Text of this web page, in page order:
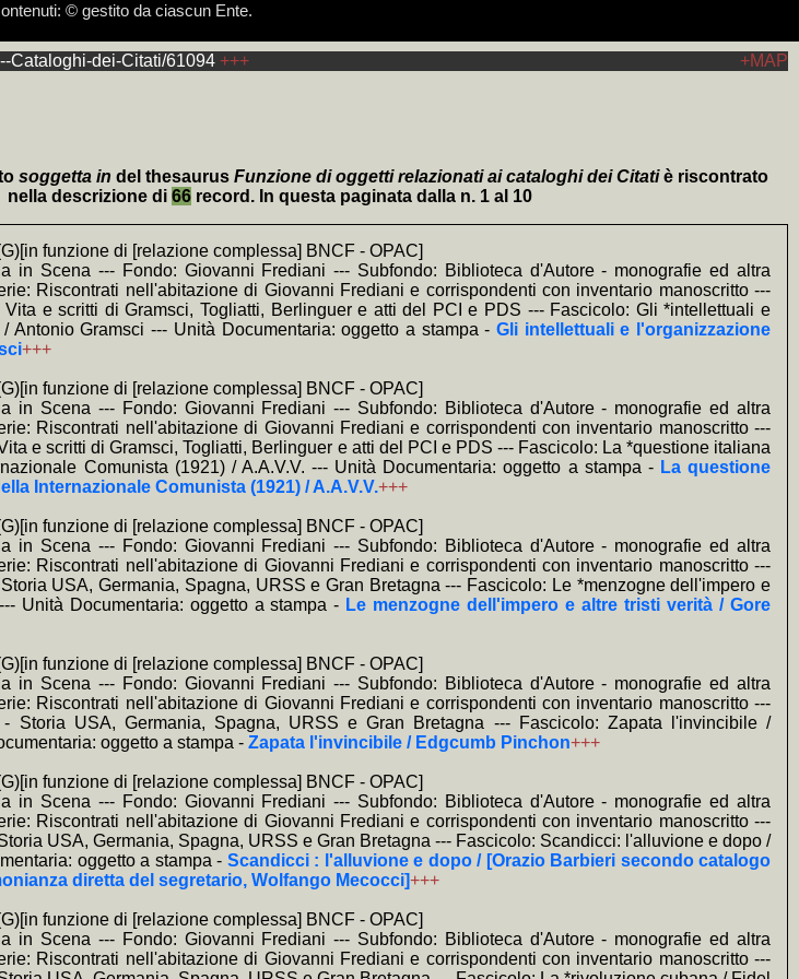
© gestito da ciascun Ente.
IdMiS - Istituto della Memoria in Scena (ONLUS) scrivendo il CF 94137860485
IdMiS, 2015 (edizione critica a cura di E. Varriale, pref. P. Bassi e ricordo di M. Fagioli), LXVI+414, 16 €.
per terzi, ma soltanto tecnica e di sicurezza (Google Analytics, soltanto come complemento tecnico, è
eterogenee dimensioni catalografiche, sono prevalentemente anonimi redatti o diretti dal curatore quando si è
necessitano il ricaricamento della pagina: ove
del corpus autorizzato può essere esplorato tramite i link
(mappa di frequenza della trascrizione e
dell'intera indistinguibile documentazione di Biblioteca Digitale relativi al nome proprio scelto
www.youtube.com/channel/UClzGpMauhOImKxIwslRpinA/feed
Cataloghi-dei-Citati/61094 +++ +MAP
soggetta in del thesaurus Funzione di oggetti relazionati ai cataloghi dei Citatiè riscontrato
nella descrizione di 66record. In questa paginata dalla n. 1 al 10
funzione di [relazione complessa] BNCF - OPAC]
in Scena --- Fondo: Giovanni Frediani --- Subfondo: Biblioteca d'Autore - monografie ed altra
Riscontrati nell'abitazione di Giovanni Frediani e corrispondenti con inventario manoscritto ---
e scritti di Gramsci, Togliatti, Berlinguer e atti del PCI e PDS --- Fascicolo: Gli *intellettuali e
Antonio Gramsci --- Unità Documentaria: oggetto a stampa - Gli intellettuali e l'organizzazione
+++
funzione di [relazione complessa] BNCF - OPAC]
in Scena --- Fondo: Giovanni Frediani --- Subfondo: Biblioteca d'Autore - monografie ed altra
Riscontrati nell'abitazione di Giovanni Frediani e corrispondenti con inventario manoscritto ---
e scritti di Gramsci, Togliatti, Berlinguer e atti del PCI e PDS --- Fascicolo: La *questione italiana
Comunista (1921) / A.A.V.V. --- Unità Documentaria: oggetto a stampa - La questione
Internazionale Comunista (1921) / A.A.V.V.+++
funzione di [relazione complessa] BNCF - OPAC]
in Scena --- Fondo: Giovanni Frediani --- Subfondo: Biblioteca d'Autore - monografie ed altra
Riscontrati nell'abitazione di Giovanni Frediani e corrispondenti con inventario manoscritto ---
USA, Germania, Spagna, URSS e Gran Bretagna --- Fascicolo: Le *menzogne dell'impero e
Unità Documentaria: oggetto a stampa - Le menzogne dell'impero e altre tristi verità / Gore
funzione di [relazione complessa] BNCF - OPAC]
in Scena --- Fondo: Giovanni Frediani --- Subfondo: Biblioteca d'Autore - monografie ed altra
Riscontrati nell'abitazione di Giovanni Frediani e corrispondenti con inventario manoscritto ---
Storia USA, Germania, Spagna, URSS e Gran Bretagna --- Fascicolo: Zapata l'invincibile /
oggetto a stampa - Zapata l'invincibile / Edgcumb Pinchon+++
funzione di [relazione complessa] BNCF - OPAC]
in Scena --- Fondo: Giovanni Frediani --- Subfondo: Biblioteca d'Autore - monografie ed altra
Riscontrati nell'abitazione di Giovanni Frediani e corrispondenti con inventario manoscritto ---
USA, Germania, Spagna, URSS e Gran Bretagna --- Fascicolo: Scandicci: l'alluvione e dopo /
oggetto a stampa - Scandicci : l'alluvione e dopo / [Orazio Barbieri secondo catalogo
diretta del segretario, Wolfango Mecocci]+++
funzione di [relazione complessa] BNCF - OPAC]
in Scena --- Fondo: Giovanni Frediani --- Subfondo: Biblioteca d'Autore - monografie ed altra
Riscontrati nell'abitazione di Giovanni Frediani e corrispondenti con inventario manoscritto ---